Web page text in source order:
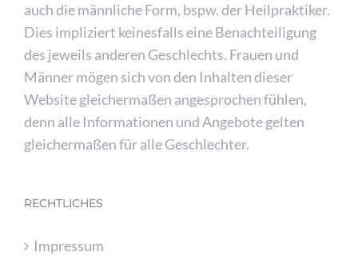
auch die männliche Form, bspw. der Heilpraktiker.
Dies impliziert keinesfalls eine Benachteiligung
des jeweils anderen Geschlechts. Frauen und
Männer mögen sich von den Inhalten dieser
Website gleichermaßen angesprochen fühlen,
denn alle Informationen und Angebote gelten
gleichermaßen für alle Geschlechter.
RECHTLICHES
Impressum